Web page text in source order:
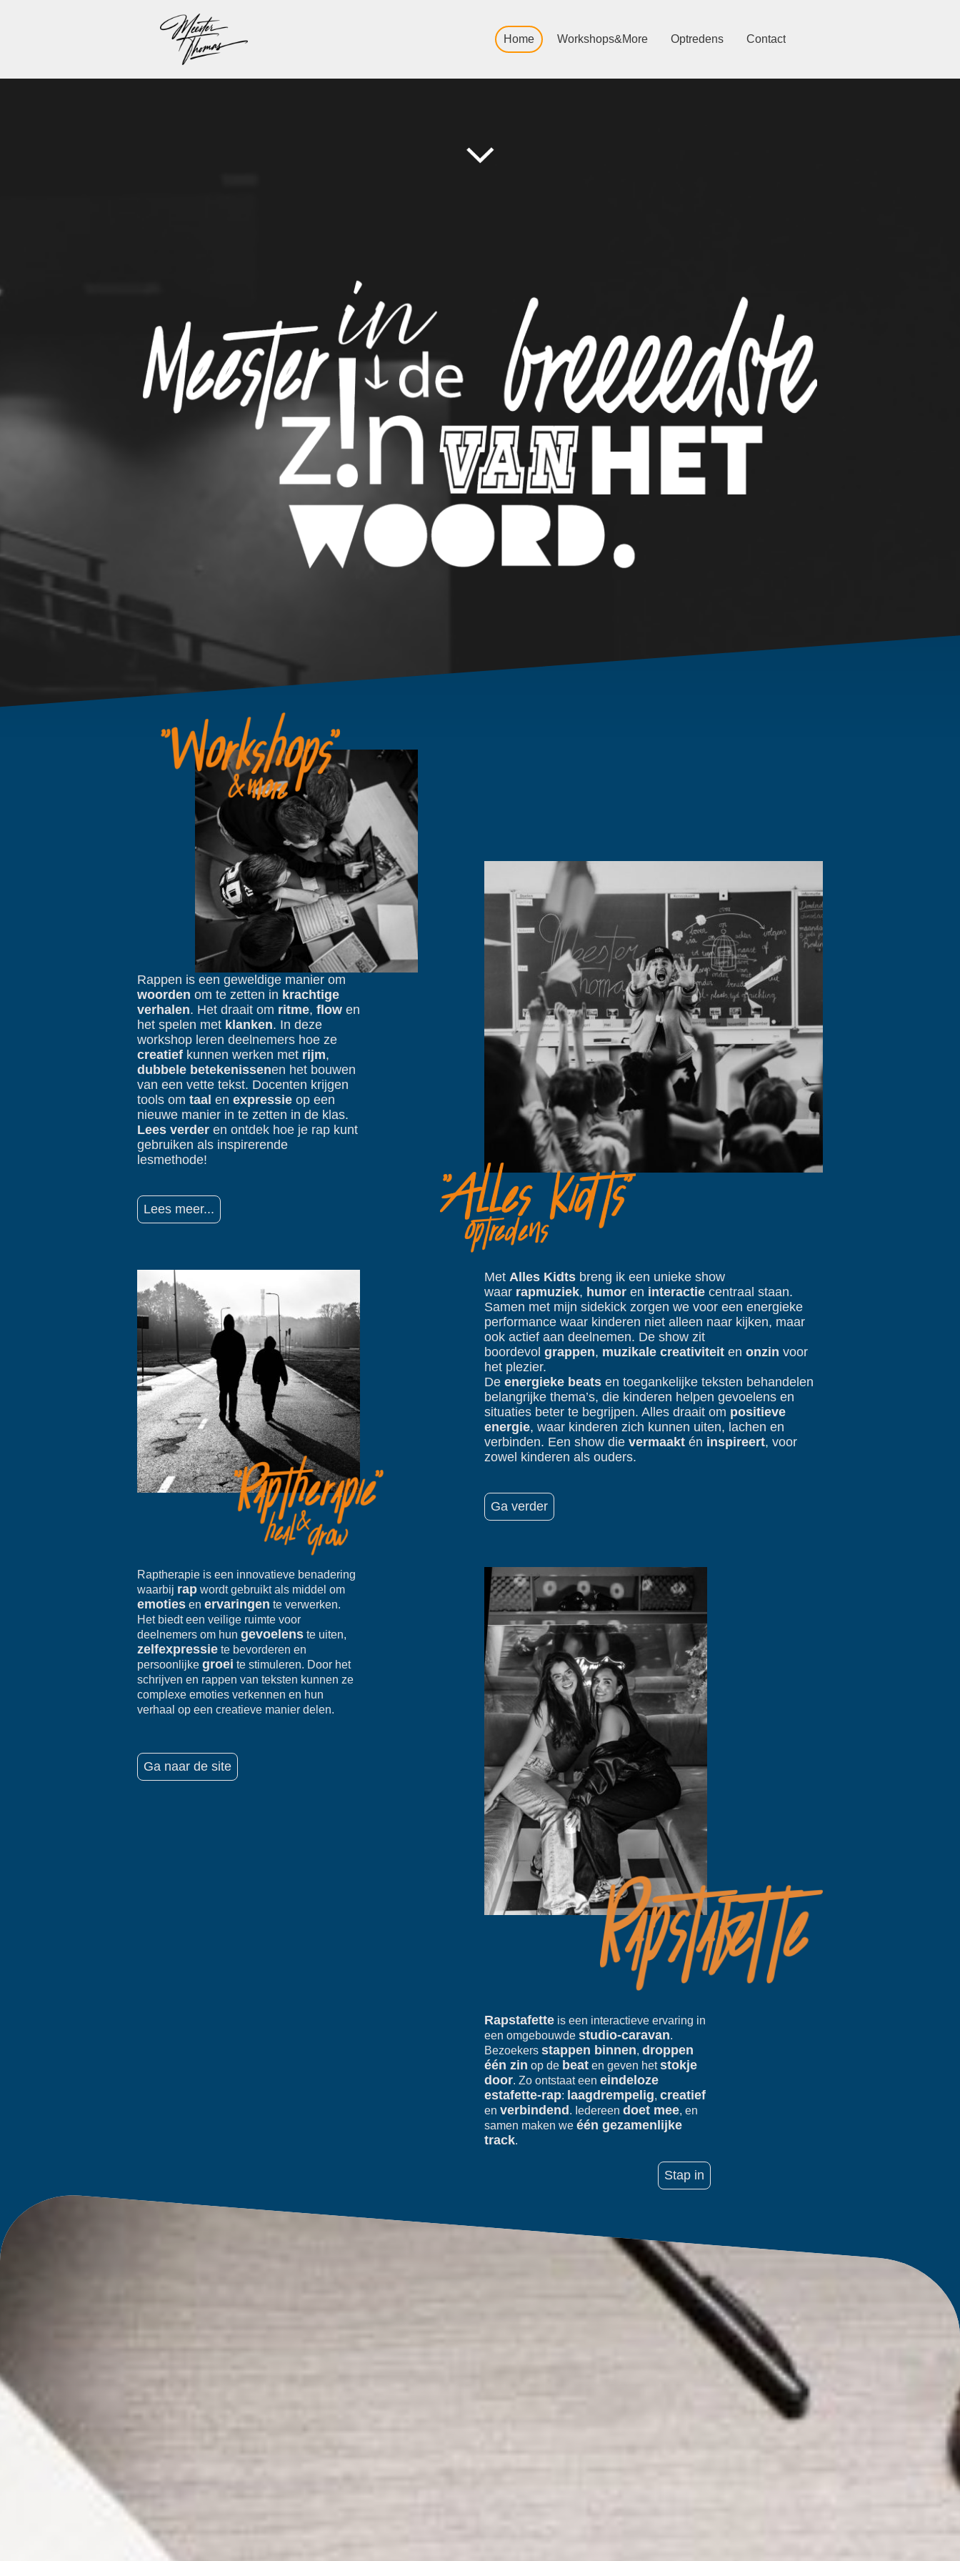
Home Workshops&More Optredens Contact
Rappen is een geweldige manier om
woorden om te zetten in krachtige
verhalen. Het draait om ritme, flow en
het spelen met klanken. In deze
workshop leren deelnemers hoe ze
creatief kunnen werken met rijm,
dubbele betekenissenen het bouwen
van een vette tekst. Docenten krijgen
tools om taal en expressie op een
nieuwe manier in te zetten in de klas.
Lees verder en ontdek hoe je rap kunt
gebruiken als inspirerende
lesmethode!
Lees meer...
Met Alles Kidts breng ik een unieke show
waar rapmuziek, humor en interactie centraal staan.
Samen met mijn sidekick zorgen we voor een energieke
performance waar kinderen niet alleen naar kijken, maar
ook actief aan deelnemen. De show zit
boordevol grappen, muzikale creativiteit en onzin voor
het plezier.
De energieke beats en toegankelijke teksten behandelen
belangrijke thema’s, die kinderen helpen gevoelens en
situaties beter te begrijpen. Alles draait om positieve
energie, waar kinderen zich kunnen uiten, lachen en
verbinden. Een show die vermaakt én inspireert, voor
zowel kinderen als ouders.
Ga verder
Raptherapie is een innovatieve benadering
waarbij rap wordt gebruikt als middel om
emoties en ervaringen te verwerken.
Het biedt een veilige ruimte voor
deelnemers om hun gevoelens te uiten,
zelfexpressie te bevorderen en
persoonlijke groei te stimuleren. Door het
schrijven en rappen van teksten kunnen ze
complexe emoties verkennen en hun
verhaal op een creatieve manier delen.
Ga naar de site
Rapstafette is een interactieve ervaring in
een omgebouwde studio-caravan.
Bezoekers stappen binnen, droppen
één zin op de beat en geven hetstokje
door. Zo ontstaat een eindeloze
estafette-rap: laagdrempelig, creatief
en verbindend . Iedereen doet mee, en
samen maken we één gezamenlijke
track.
Stap in